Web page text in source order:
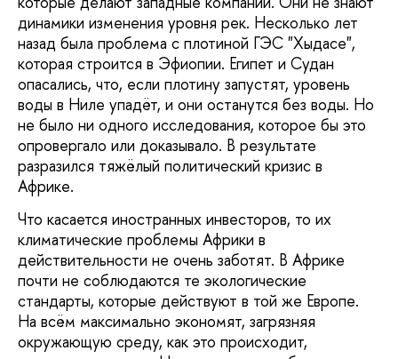
динамики изменения уровня рек. Несколько лет
назад была проблема с плотиной ГЭС "Хыдасе",
которая строится в Эфиопии. Египет и Судан
опасались, что, если плотину запустят, уровень
воды в Ниле упадёт, и они останутся без воды. Но
не было ни одного исследования, которое бы это
опровергало или доказывало. В результате
разразился тяжёлый политический кризис в
Африке.
Что касается иностранных инвесторов, то их
климатические проблемы Африки в
действительности не очень заботят. В Африке
почти не соблюдаются те экологические
стандарты, которые действуют в той же Европе.
На всём максимально экономят, загрязняя
окружающую среду, как это происходит,